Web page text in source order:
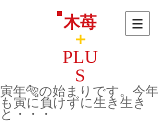
木苺
＋
PLU
S
寅年🐅の始まりです。今年
も寅に負けずに生き生き
と・・・